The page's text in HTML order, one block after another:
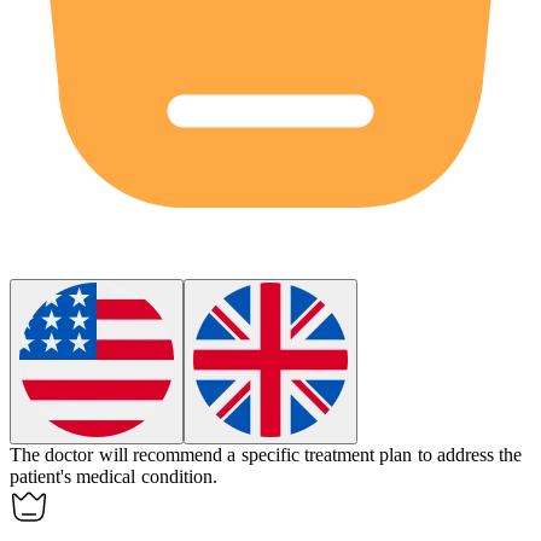
The doctor will recommend a specific treatment plan to address the
patient's medical condition.